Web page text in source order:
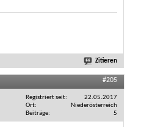
Zitieren
#205
Registriert seit
22.05.2017
Ort
Niederösterreich
Beiträge
5